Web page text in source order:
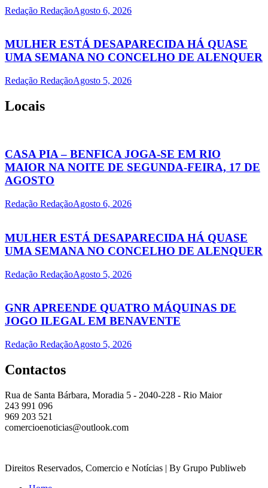
Redação RedaçãoAgosto 6, 2026
MULHER ESTÁ DESAPARECIDA HÁ QUASE
UMA SEMANA NO CONCELHO DE ALENQUER
Redação RedaçãoAgosto 5, 2026
Locais
CASA PIA – BENFICA JOGA-SE EM RIO
MAIOR NA NOITE DE SEGUNDA-FEIRA, 17 DE
AGOSTO
Redação RedaçãoAgosto 6, 2026
MULHER ESTÁ DESAPARECIDA HÁ QUASE
UMA SEMANA NO CONCELHO DE ALENQUER
Redação RedaçãoAgosto 5, 2026
GNR APREENDE QUATRO MÁQUINAS DE
JOGO ILEGAL EM BENAVENTE
Redação RedaçãoAgosto 5, 2026
Contactos
Rua de Santa Bárbara, Moradia 5 - 2040-228 - Rio Maior
243 991 096
969 203 521
comercioenoticias@outlook.com
Direitos Reservados, Comercio e Notícias | By Grupo Publiweb